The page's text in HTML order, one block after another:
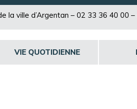
la ville d’Argentan – 02 33 36 40 00 –
VIE QUOTIDIENNE